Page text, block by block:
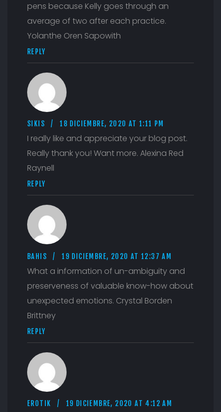
pens because Kelly goes through an
average of two after each practice.
Yolanthe Oren Sapowith
REPLY
SIKIS 18 DICIEMBRE, 2020 AT 1:11 PM
I really like and appreciate your blog post.
Really thank you! Want more. Alexina Red
Raynell
REPLY
BAHIS 19 DICIEMBRE, 2020 AT 12:37 AM
What a information of un-ambiguity and
preserveness of valuable know-how about
unexpected emotions. Crystal Borden
Brittney
REPLY
EROTIK 19 DICIEMBRE, 2020 AT 4:12 AM